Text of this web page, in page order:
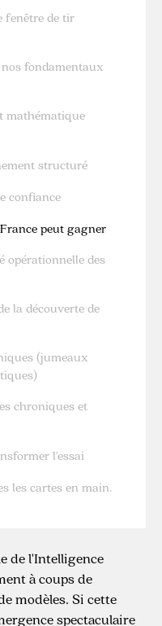
de l'Intelligence
à coups de
modèles. Si cette
spectaculaire
fenêtre de tir
fondamentaux
mathématique
structuré
confiance
peut gagner
opérationnelle des
la découverte de
(jumeaux
chroniques et
l'essai
les cartes en main.